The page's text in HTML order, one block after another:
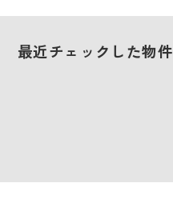
最近チェックした物件